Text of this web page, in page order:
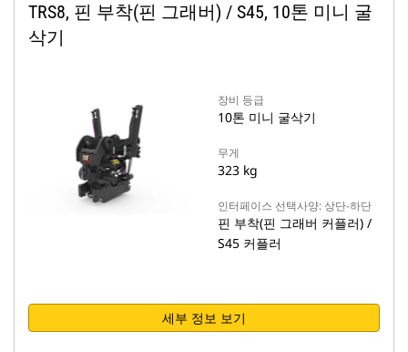
TRS8, 핀 부착(핀 그래버) / S45, 10톤 미니 굴
삭기
장비 등급
10톤 미니 굴삭기
무게
323 kg
인터페이스 선택사양: 상단-하단
핀 부착(핀 그래버 커플러) /
S45 커플러
세부 정보 보기